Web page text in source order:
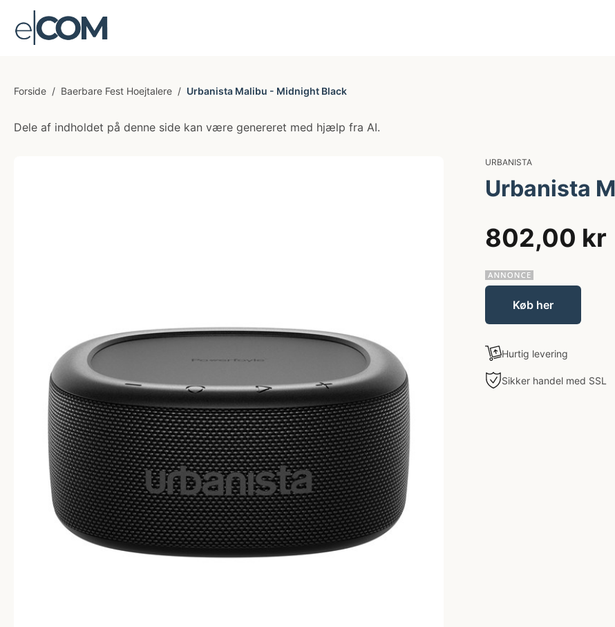
Forside / Baerbare Fest Hoejtalere / Urbanista Malibu - Midnight Black
Dele af indholdet på denne side kan være genereret med hjælp fra AI.
URBANISTA
Urbanista
802,00 kr
Køb her
Hurtig levering
Sikker handel med SSL